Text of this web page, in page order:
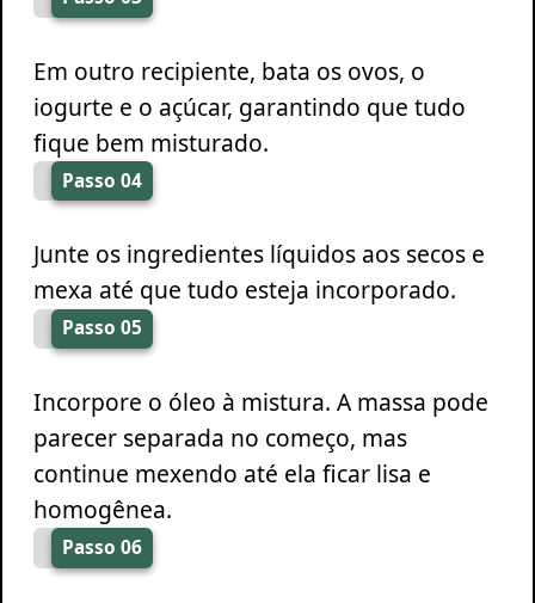
Em outro recipiente, bata os ovos, o
iogurte e o açúcar, garantindo que tudo
fique bem misturado.
Passo 04
Junte os ingredientes líquidos aos secos e
mexa até que tudo esteja incorporado.
Passo 05
Incorpore o óleo à mistura. A massa pode
parecer separada no começo, mas
continue mexendo até ela ficar lisa e
homogênea.
Passo 06